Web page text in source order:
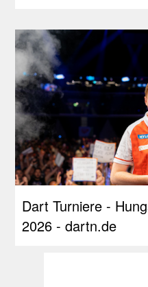
Dart Turniere -
2026 - dartn.de